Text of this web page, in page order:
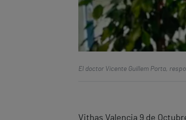
El doctor Vicente Guillem Porta,
Vithas Valencia 9 de